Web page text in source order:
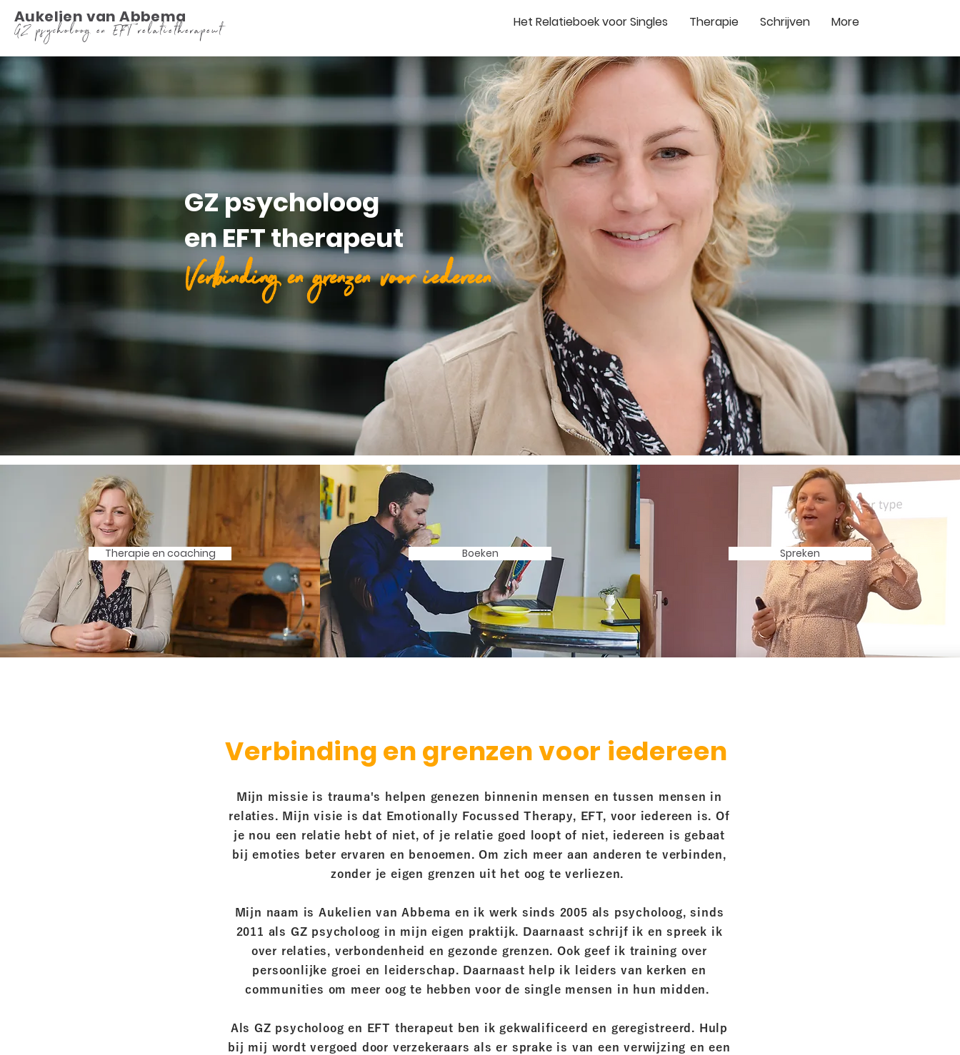
Aukelien van Abbema
GZ psycholoog en EFT relatietherapeut Het Relatieboek voor Singles Therapie Schrijven More
GZ psycholoog
en EFT therapeut
Verbinding en grenzen voor iedereen
Therapie en coaching Boeken Spreken
Verbinding en grenzen voor iedereen
Mijn missie is trauma's helpen genezen binnenin mensen en tussen mensen in
relaties. Mijn visie is dat Emotionally Focussed Therapy, EFT, voor iedereen is. Of
je nou een relatie hebt of niet, of je relatie goed loopt of niet, iedereen is gebaat
bij emoties beter ervaren en benoemen. Om zich meer aan anderen te verbinden,
zonder je eigen grenzen uit het oog te verliezen.
Mijn naam is Aukelien van Abbema en ik werk sinds 2005 als psycholoog, sinds
2011 als GZ psycholoog in mijn eigen praktijk. Daarnaast schrijf ik en spreek ik
over relaties, verbondenheid en gezonde grenzen. Ook geef ik training over
persoonlijke groei en leiderschap. Daarnaast help ik leiders van kerken en
communities om meer oog te hebben voor de single mensen in hun midden.
Als GZ psycholoog en EFT therapeut ben ik gekwalificeerd en geregistreerd. Hulp
bij mij wordt vergoed door verzekeraars als er sprake is van een verwijzing en een